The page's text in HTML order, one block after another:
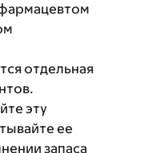
отдельная
эту
ее
запаса